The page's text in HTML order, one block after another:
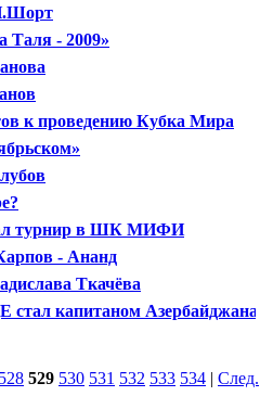
Таля - 2009»
к проведению Кубка Мира
турнир в ШК МИФИ
- Ананд
Ткачёва
стал капитаном Азербайджана
528 529 530 531 532 533 534 | След.